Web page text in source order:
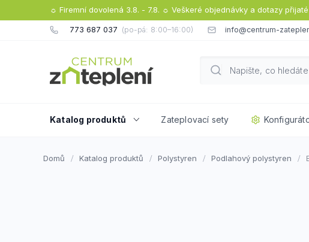
na
☼ Firemní dovolená 3.8. - 7.8. ☼ Veškeré objednávky a dotazy
773 687 037 info@centrum-
Katalog produktů Zateplovací sety
Domů Katalog produktů Polystyren Podlahový polystyren